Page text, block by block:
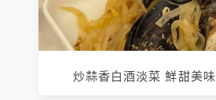
炒蒜香白酒淡菜 鮮甜美